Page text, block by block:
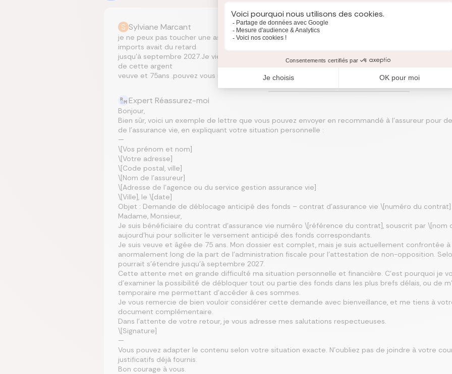
S Sylviane Marcant
je ne peux pas toucher une assurance vie le délai des impôts est de 2 à 3 mois . je suis allée aux
imports avait du retard
jusqu’à septembre 2027.Je viens d’aller l’assurance vie , il me propose d’écrire une lettre
de cette argent
veuve et 75ans .pouvez vous m’aider à rédiger cette lettre . Merci cordialement
Expert Réassurez-moi
Bonjour,
Bien sûr, voici un exemple de lettre que vous pouvez envoyer en recommandé à l’assureur pour
de l’assurance vie, en expliquant votre situation personnelle :
—
\[Vos prénom et nom]
\[Votre adresse]
\[Code postal, ville]
\[Nom de l’assureur]
\[Adresse de l’agence ou du service gestion assurance vie]
\[Ville], le \[date]
Objet : Demande de déblocage anticipé des fonds – contrat d’assurance vie \[numéro du contrat]
Madame, Monsieur,
Je suis bénéficiaire du contrat d’assurance vie numéro \[référence du contrat], souscrit par \[nom
aujourd’hui pour solliciter le versement anticipé des fonds correspondants.
Je suis veuve et âgée de 75 ans. Mon dossier est complet, mais je suis actuellement confrontée
anormalement long de la part de l’administration fiscale pour l’attestation de non-opposition.
pourrait s’étendre jusqu’à septembre 2027.
Cette attente met en grande difficulté ma situation personnelle et financière. C’est pourquoi je
d’examiner la possibilité de débloquer tout ou partie des fonds dans les plus brefs délais, ou de
temporaire me permettant d’accéder à ces sommes.
Je vous remercie de bien vouloir considérer cette demande avec bienveillance, et me tiens à
document complémentaire.
Dans l’attente de votre retour, je vous adresse mes salutations respectueuses.
\[Signature]
—
Vous pouvez adapter le contenu selon votre situation exacte. N’oubliez pas de joindre à votre
justificatifs déjà fournis.
Bon courage à vous.